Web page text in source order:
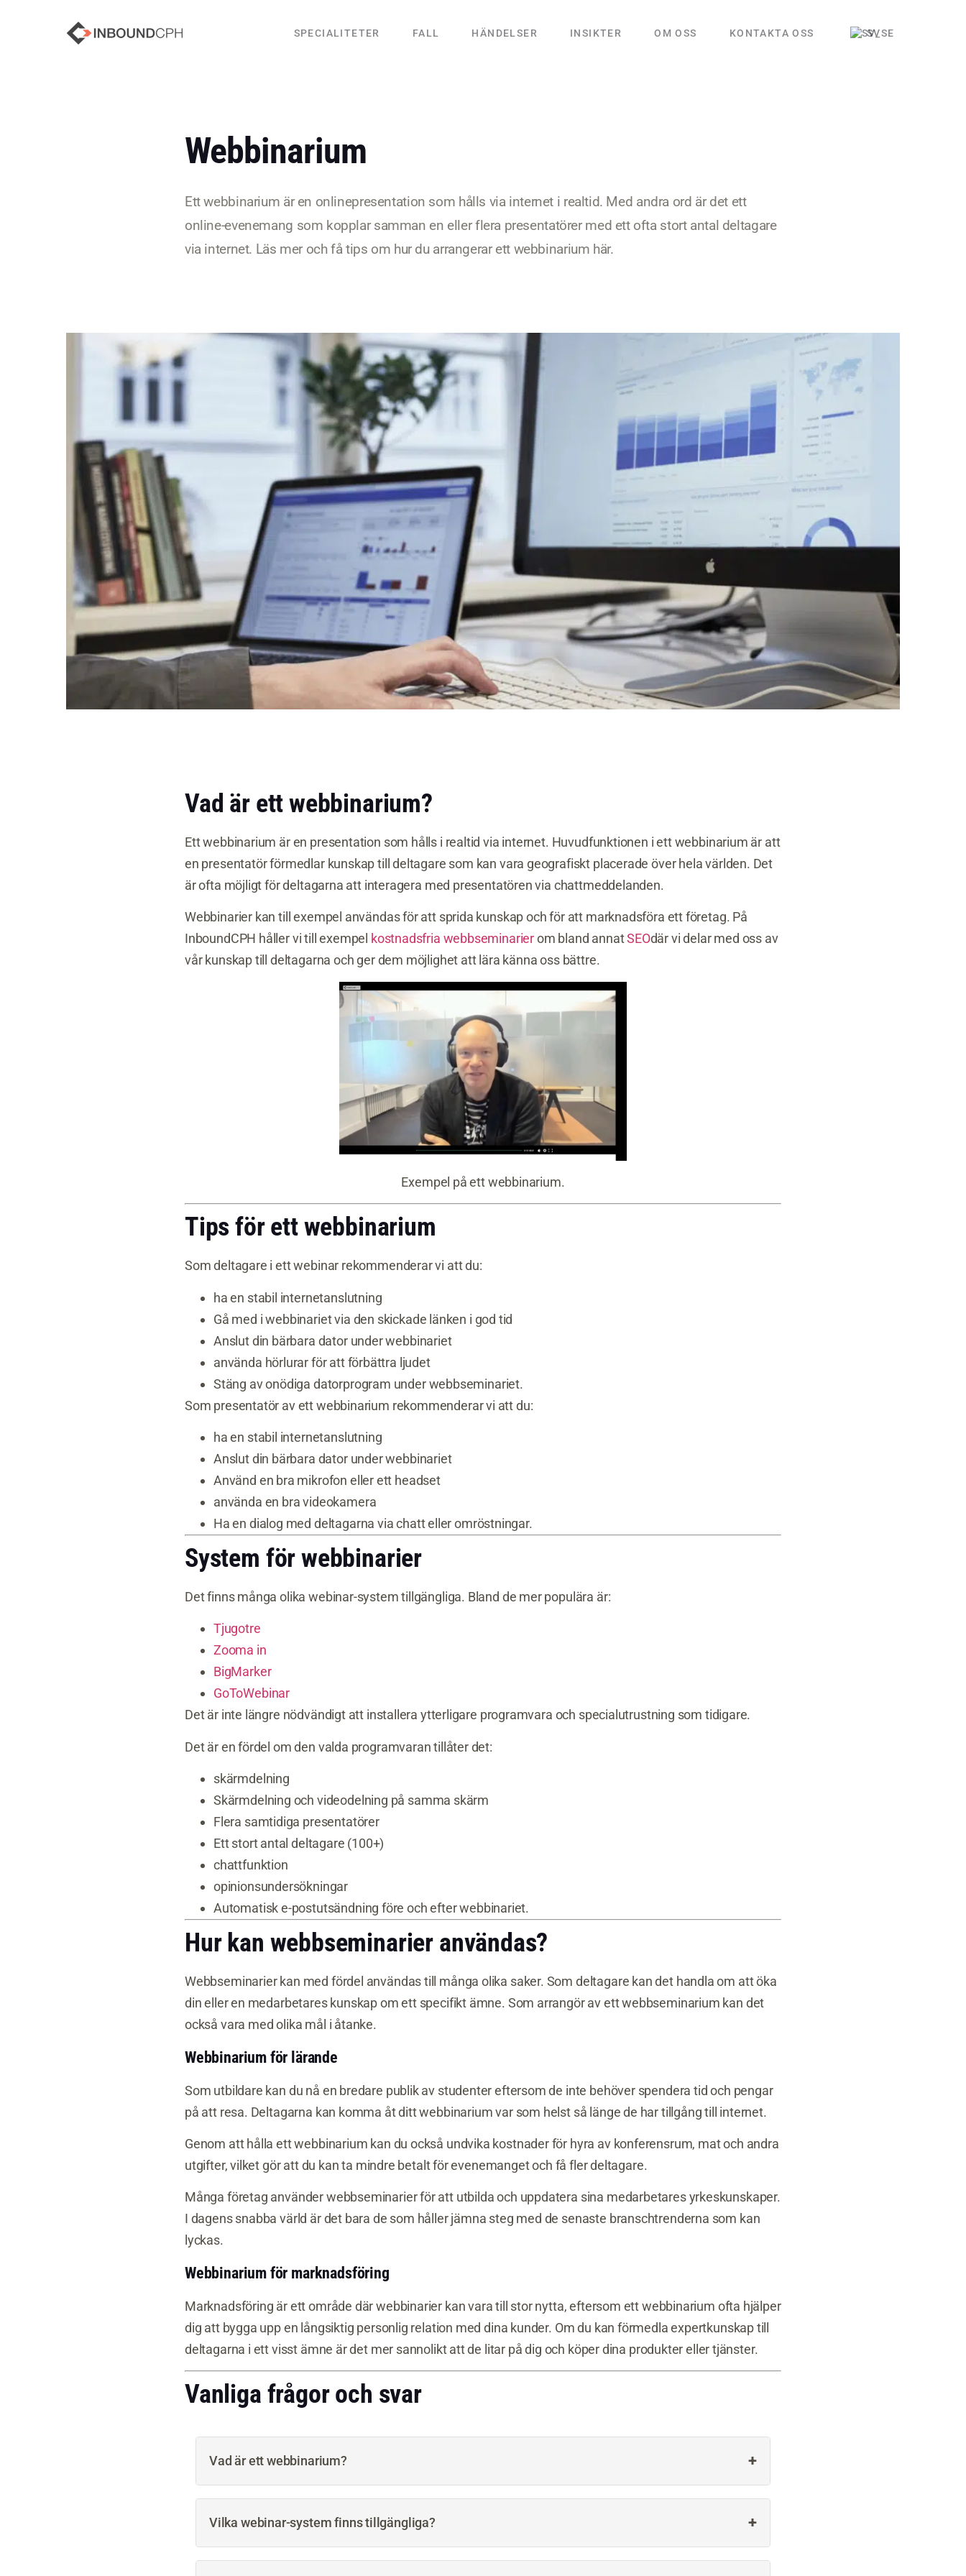
SPECIALITETER FALL HÄNDELSER INSIKTER OM OSS KONTAKTA OSS SV
Webbinarium
Ett webbinarium är en onlinepresentation som hålls via internet i realtid. Med andra ord är det ett
online-evenemang som kopplar samman en eller flera presentatörer med ett ofta stort antal deltagare
via internet. Läs mer och få tips om hur du arrangerar ett webbinarium här.
Vad är ett webbinarium?
Ett webbinarium är en presentation som hålls i realtid via internet. Huvudfunktionen i ett webbinarium är att
en presentatör förmedlar kunskap till deltagare som kan vara geografiskt placerade över hela världen. Det
är ofta möjligt för deltagarna att interagera med presentatören via chattmeddelanden.
Webbinarier kan till exempel användas för att sprida kunskap och för att marknadsföra ett företag. På
InboundCPH håller vi till exempel kostnadsfria webbseminarierom bland annatSEOdär vi delar med oss av
vår kunskap till deltagarna och ger dem möjlighet att lära känna oss bättre.
Exempel på ett webbinarium.
Tips för ett webbinarium
Som deltagare i ett webinar rekommenderar vi att du:
ha en stabil internetanslutning
Gå med i webbinariet via den skickade länken i god tid
Anslut din bärbara dator under webbinariet
använda hörlurar för att förbättra ljudet
Stäng av onödiga datorprogram under webbseminariet.
Som presentatör av ett webbinarium rekommenderar vi att du:
ha en stabil internetanslutning
Anslut din bärbara dator under webbinariet
Använd en bra mikrofon eller ett headset
använda en bra videokamera
Ha en dialog med deltagarna via chatt eller omröstningar.
System för webbinarier
Det finns många olika webinar-system tillgängliga. Bland de mer populära är:
Tjugotre
Zooma in
BigMarker
GoToWebinar
Det är inte längre nödvändigt att installera ytterligare programvara och specialutrustning som tidigare.
Det är en fördel om den valda programvaran tillåter det:
skärmdelning
Skärmdelning och videodelning på samma skärm
Flera samtidiga presentatörer
Ett stort antal deltagare (100+)
chattfunktion
opinionsundersökningar
Automatisk e-postutsändning före och efter webbinariet.
Hur kan webbseminarier användas?
Webbseminarier kan med fördel användas till många olika saker. Som deltagare kan det handla om att öka
din eller en medarbetares kunskap om ett specifikt ämne. Som arrangör av ett webbseminarium kan det
också vara med olika mål i åtanke.
Webbinarium för lärande
Som utbildare kan du nå en bredare publik av studenter eftersom de inte behöver spendera tid och pengar
på att resa. Deltagarna kan komma åt ditt webbinarium var som helst så länge de har tillgång till internet.
Genom att hålla ett webbinarium kan du också undvika kostnader för hyra av konferensrum, mat och andra
utgifter, vilket gör att du kan ta mindre betalt för evenemanget och få fler deltagare.
Många företag använder webbseminarier för att utbilda och uppdatera sina medarbetares yrkeskunskaper.
I dagens snabba värld är det bara de som håller jämna steg med de senaste branschtrenderna som kan
lyckas.
Webbinarium för marknadsföring
Marknadsföring är ett område där webbinarier kan vara till stor nytta, eftersom ett webbinarium ofta hjälper
dig att bygga upp en långsiktig personlig relation med dina kunder. Om du kan förmedla expertkunskap till
deltagarna i ett visst ämne är det mer sannolikt att de litar på dig och köper dina produkter eller tjänster.
Vanliga frågor och svar
Vad är ett webbinarium? +
Vilka webinar-system finns tillgängliga? +